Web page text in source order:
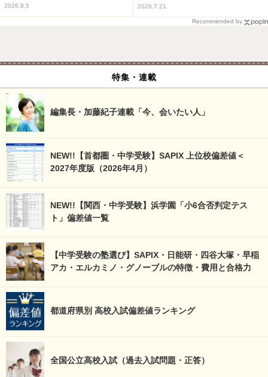
2026.8.5 2026.7.21
Recommended by
特集・連載
編集長・加藤紀子連載「今、会いたい人」
NEW!!【首都圏・中学受験】SAPIX 上位校偏差値＜
2027年度版（2026年4月）
NEW!!【関西・中学受験】浜学園「小6合否判定テス
ト」偏差値一覧
【中学受験の塾選び】SAPIX・日能研・四谷大塚・早稲
アカ・エルカミノ・グノーブルの特徴・費用と合格力
都道府県別 高校入試偏差値ランキング
全国公立高校入試（過去入試問題・正答）